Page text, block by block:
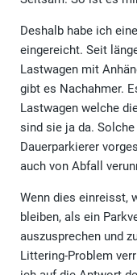
Deshalb habe ich
eingereicht. Seit
Lastwagen mit
gibt es Nachahmer.
Lastwagen welche
sind sie ja da.
Dauerparkierer
auch von Abfall
Wenn dies einreisst,
bleiben, als ein
auszusprechen und
Littering-Problem